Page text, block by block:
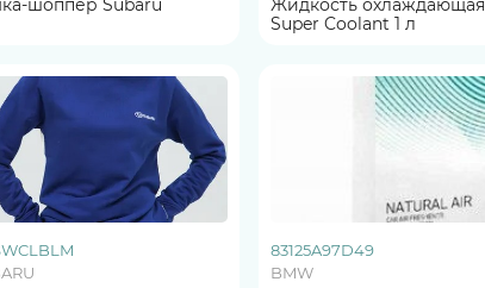
шоппер Subaru
Жидкость охлаждающая
Super Coolant 1 л
83125A97D49
BMW